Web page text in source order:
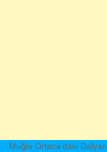
Muğla Ortaca’daki